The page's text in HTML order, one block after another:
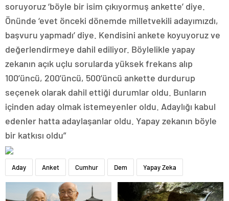
soruyoruz ‘böyle bir isim çıkıyormuş ankette’ diye.
Önünde ‘evet önceki dönemde milletvekili adayımızdı,
başvuru yapmadı’ diye. Kendisini ankete koyuyoruz ve
değerlendirmeye dahil ediliyor. Böylelikle yapay
zekanın açık uçlu sorularda yüksek frekans alıp
100’üncü, 200’üncü, 500’üncü ankette durdurup
seçenek olarak dahil ettiği durumlar oldu. Bunların
içinden aday olmak istemeyenler oldu. Adaylığı kabul
edenler hatta adaylaşanlar oldu. Yapay zekanın böyle
bir katkısı oldu”
Aday Anket Cumhur Dem Yapay Zeka